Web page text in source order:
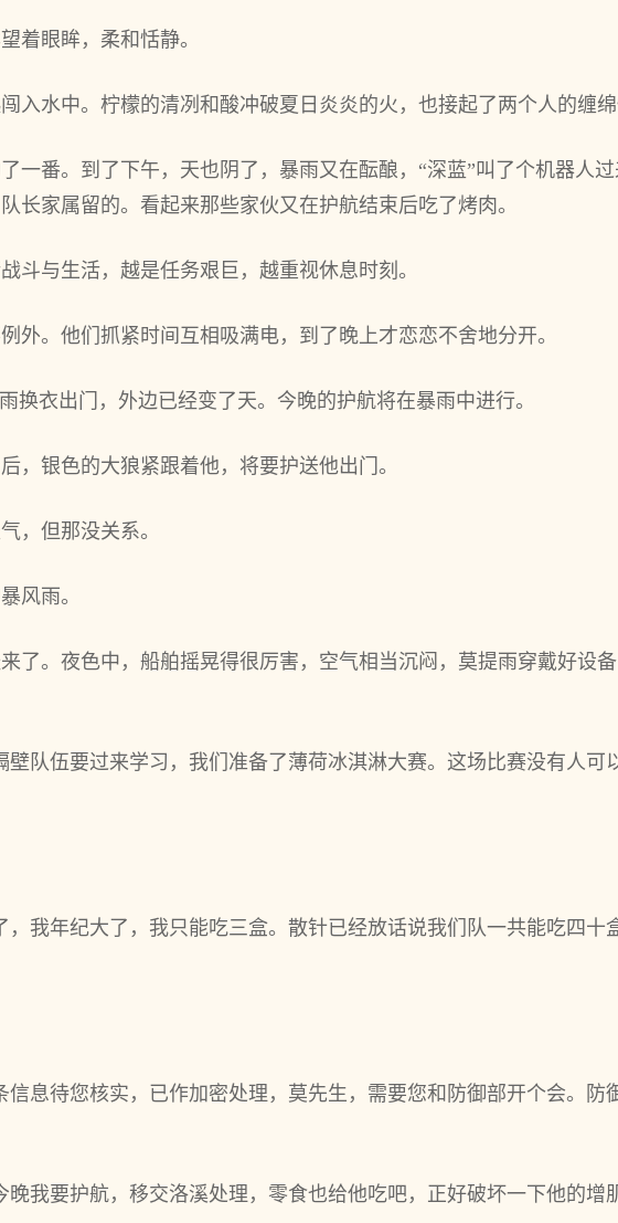
着眼眸，柔和恬静。
入水中。柠檬的清冽和酸冲破夏日炎炎的火，也接起了两个人的缠绵
一番。到了下午，天也阴了，暴雨又在酝酿，“深蓝”叫了个机器人
长家属留的。看起来那些家伙又在护航结束后吃了烤肉。
斗与生活，越是任务艰巨，越重视休息时刻。
外。他们抓紧时间互相吸满电，到了晚上才恋恋不舍地分开。
换衣出门，外边已经变了天。今晚的护航将在暴雨中进行。
，银色的大狼紧跟着他，将要护送他出门。
，但那没关系。
风雨。
了。夜色中，船舶摇晃得很厉害，空气相当沉闷，莫提雨穿戴好设
壁队伍要过来学习，我们准备了薄荷冰淇淋大赛。这场比赛没有人可
，我年纪大了，我只能吃三盒。散针已经放话说我们队一共能吃四十
信息待您核实，已作加密处理，莫先生，需要您和防御部开个会。防
晚我要护航，移交洛溪处理，零食也给他吃吧，正好破坏一下他的增